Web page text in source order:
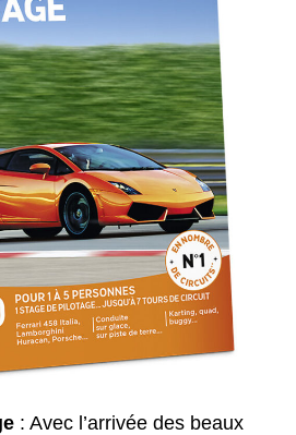
: Avec l’arrivée des beaux